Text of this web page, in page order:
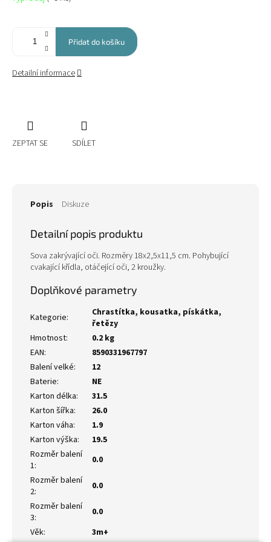
cena:
Přidat do košíku
Detailní informace
ZEPTAT SE SDÍLET
Popis Diskuze
Detailní popis produktu
Sova zakrývající oči. Rozměry 18x2,5x11,5 cm. Pohybující
cvakající křídla, otáčející oči, 2 kroužky.
Doplňkové parametry
Kategorie:
Chrastítka, kousatka, pískátka,
řetězy
Hmotnost:
0.2 kg
EAN:
8590331967797
Balení velké:
12
Baterie:
NE
Karton délka:
31.5
Karton šířka:
26.0
Karton váha:
1.9
Karton výška:
19.5
Rozměr balení
1:
0.0
Rozměr balení
2:
0.0
Rozměr balení
3:
0.0
Věk: 3m+